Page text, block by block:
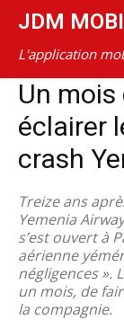
JDM
L'application
Un
éclairer
crash
Treize ans
Yemenia
s’est ouvert à
aérienne
négligences ».
un mois, de
la compagnie.